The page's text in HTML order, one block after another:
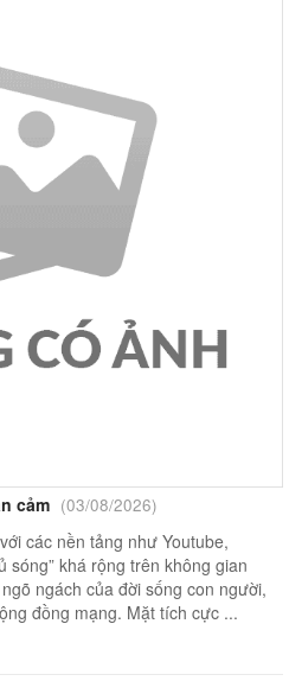
cảm (03/08/2026)
các nền tảng như Youtube,
sóng” khá rộng trên không gian
ngách của đời sống con người,
đồng mạng. Mặt tích cực ...